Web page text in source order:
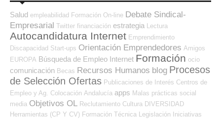
Salud empleabilidad Formación On-line Debate Sindical-
Empresarial Twitter financiación estrategia Lectura
Autocandidatura Internet Emprendimiento
Discapacidad Start-ups Orientación Emprendedores Amigos
EUROPA Búsqueda de Empleo Internet Formación ocio
comunicación Becas Recursos Humanos blog Procesos
de Selección Ofertas Publicaciones de Interés Centros de
Empleo y Ag. Colocación Andalucía apps Malas prácticas social
media Objetivos OL Reclutamiento Cultura DIVERSIDAD
Herramientas (CP Y CV) Formación Técnica Legislación
Iniciativas